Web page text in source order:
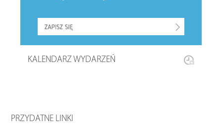
KALENDARZ WYDARZEŃ
PRZYDATNE LINKI